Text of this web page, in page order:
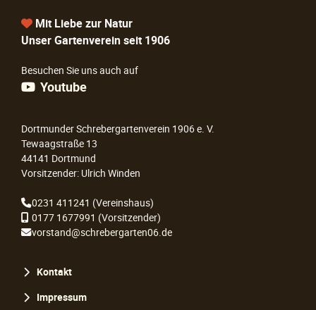
Mit Liebe zur Natur
Unser Gartenverein seit 1906
Besuchen Sie uns auch auf
Youtube
Dortmunder Schrebergartenverein 1906 e. V.
Tewaagstraße 13
44141 Dortmund
Vorsitzender: Ulrich Winden
0231 411241 (Vereinshaus)
0177 1677991 (Vorsitzender)
vorstand@schrebergarten06.de
überspringen
Kontakt
Impressum